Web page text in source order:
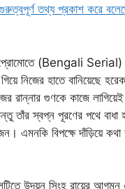
গুরুত্বপূর্ণ তথ্য প্রকাশ করে
(Bengali Serial)
নিজের হাতে বানিয়েছে
রান্নার গুণকে কাজে
তাঁর স্বপ্ন পূরণের পথে বাধা
এমনকি বিপক্ষে দাঁড়িয়ে কথা
উদয়ন সিংহ রায়ের আগমন